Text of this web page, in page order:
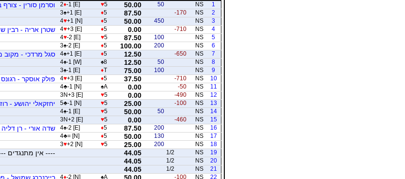
1
NS
50
50.00
♥5
2♦-1 [E] וסרמן סורין - צורף
2
NS
-170
87.50
♦5
3♠+1 [E]
3
NS
450
50.00
♦5
4♥+1 [N]
4
NS
-710
0.00
♦5
4♥+3 [E] שטרן אריה - רבין
5
NS
100
87.50
♥5
4♥-2 [E]
6
NS
200
100.00
♦5
3♠-2 [E]
7
NS
-650
12.50
♦5
4♠+1 [E] סגל מרדכי - מקוב
8
NS
50
12.50
♠8
4♠-1 [W]
9
NS
100
75.00
♦T
3♠-1 [E]
10
NS
-710
37.50
♦5
4♥+3 [E] פולק אוסקר -
11
NS
-50
0.00
♠A
4♣-1 [N]
12
NS
-490
0.00
♥5
3N+3 [E]
13
NS
-100
25.00
♥5
5♣-1 [N] יחזקאלי יהושע -
14
NS
50
50.00
♥5
4♠-1 [E]
15
NS
-460
0.00
♥5
3N+2 [E]
16
NS
200
87.50
♦5
4♠-2 [E] שדה אורי - רן דליה
17
NS
130
50.00
♦5
4♣= [N]
18
NS
200
25.00
♥5
3♥+2 [N]
19
NS
1/2
44.05 ---- אין מתנגדים
20
NS
1/2
44.05
21
NS
1/2
44.05
22
NS
-100
50.00
♠A
4♦-2 [N] רייכנברג שמואל -